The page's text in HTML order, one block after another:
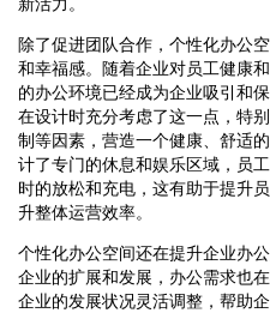
除了促进团队合作，个性化办公
和幸福感。随着企业对员工健康
的办公环境已经成为企业吸引和
在设计时充分考虑了这一点，特
制等因素，营造一个健康、舒适
计了专门的休息和娱乐区域，员
时的放松和充电，这有助于提升
升整体运营效率。
个性化办公空间还在提升企业办
企业的扩展和发展，办公需求也
企业的发展状况灵活调整，帮助